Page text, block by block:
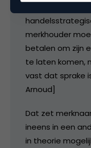
merkhouder
betalen om zijn
te laten komen,
vast dat sprake
Arnoud]
Dat zet
ineens in een
in theorie